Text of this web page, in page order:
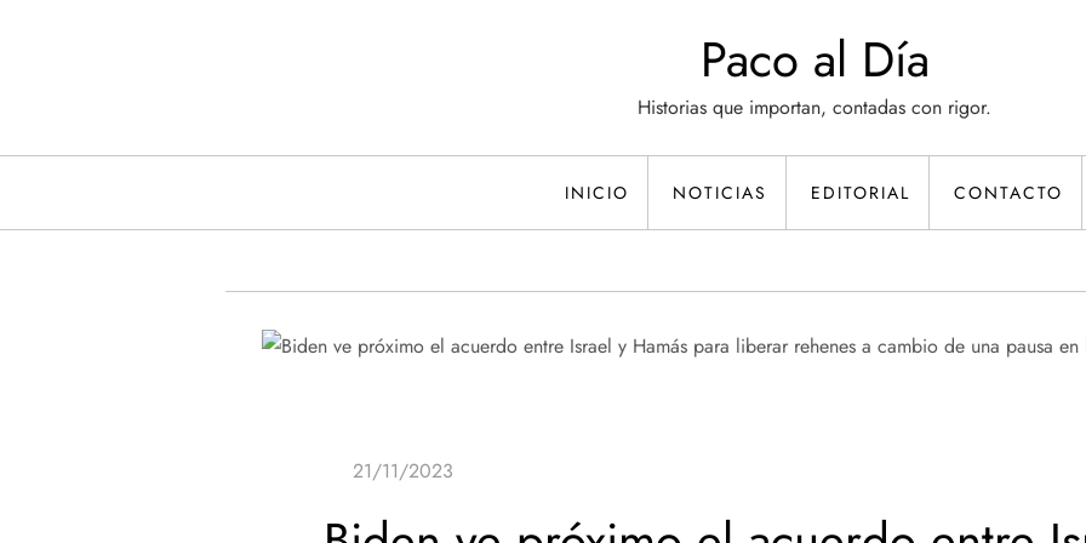
Paco al Día
Historias que importan, contadas con rigor.
INICIO NOTICIAS EDITORIAL CONTACTO